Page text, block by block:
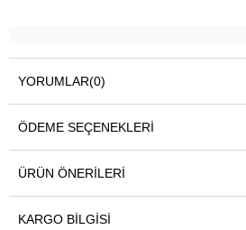
YORUMLAR(0)
ÖDEME SEÇENEKLERI
ÜRÜN ÖNERILERI
KARGO BILGISI